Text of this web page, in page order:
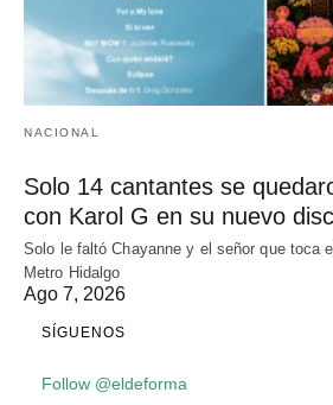
NACIONAL
Solo 14 cantantes se
con Karol G en su nuevo
Solo le faltó Chayanne y el señor que toca
Metro Hidalgo
Ago 7, 2026
SÍGUENOS
Follow @eldeforma